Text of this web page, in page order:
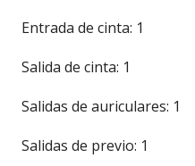
Entrada de cinta: 1
Salida de cinta: 1
Salidas de auriculares: 1
Salidas de previo: 1